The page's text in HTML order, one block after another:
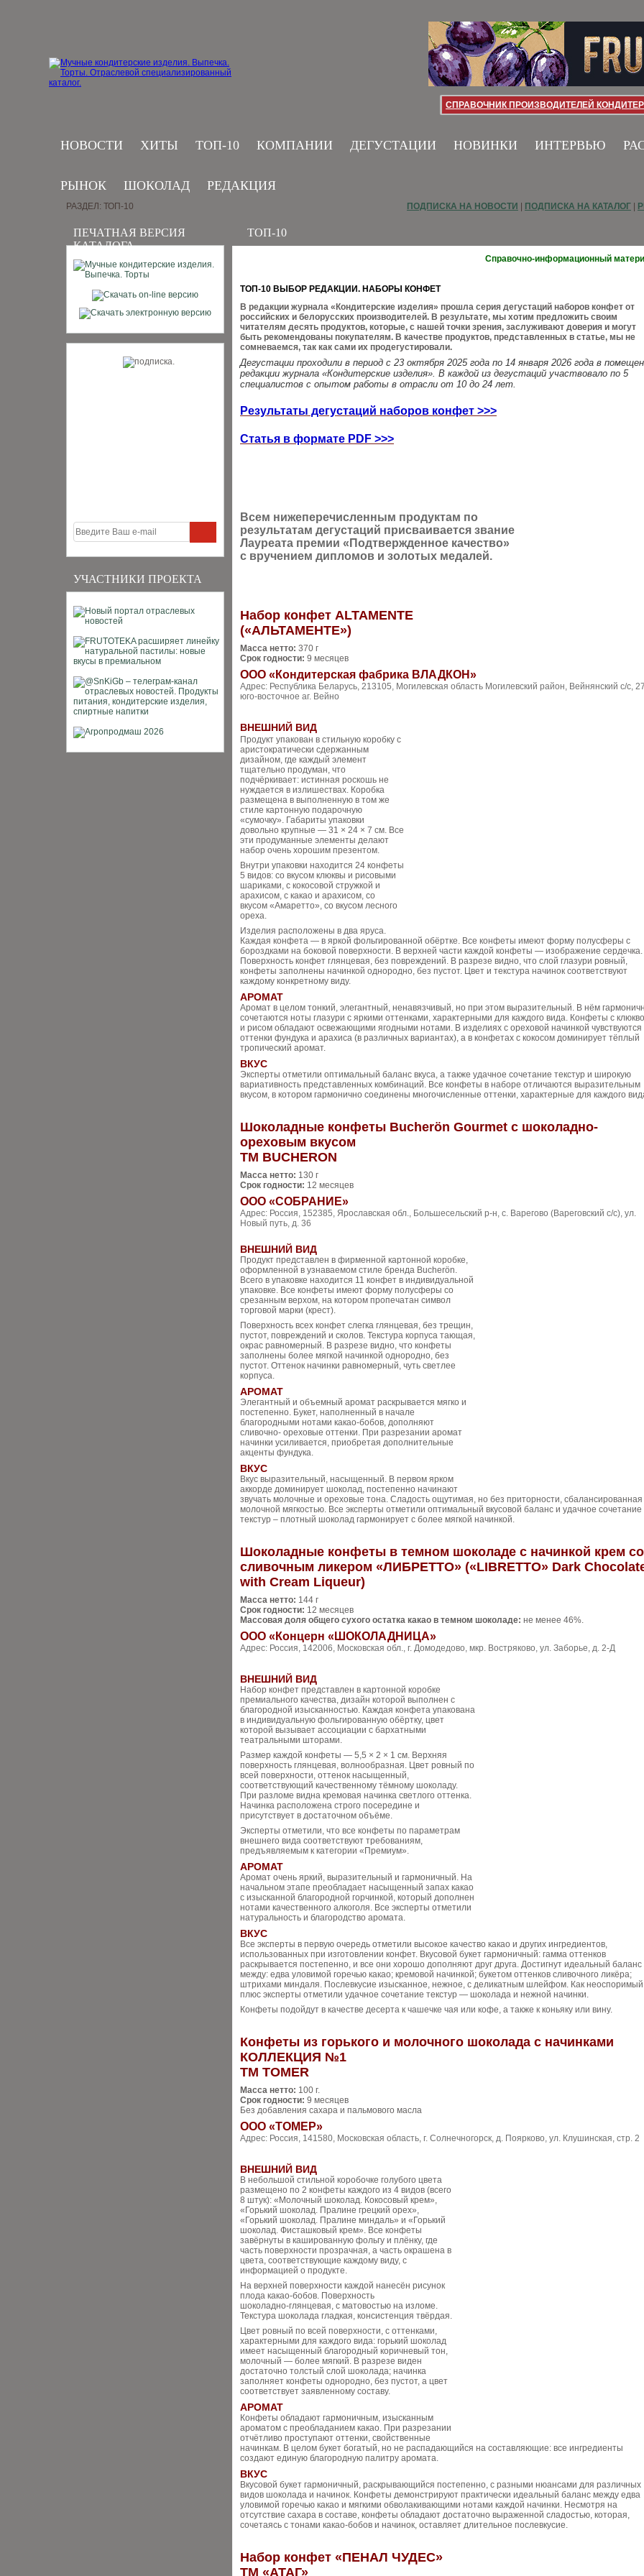
СПРАВОЧНИК ПРОИЗВОДИТЕЛЕЙ
НОВОСТИ ХИТЫ ТОП-10 КОМПАНИИ ДЕГУСТАЦИИ НОВИНКИ ИНТЕРВЬЮ
РЫНОК ШОКОЛАД РЕДАКЦИЯ
ПЕЧАТНАЯ ВЕРСИЯ
КАТАЛОГА
УЧАСТНИКИ ПРОЕКТА
РАЗДЕЛ: ТОП-10 ПОДПИСКА НА НОВОСТИ ПОДПИСКА НА КАТАЛОГ
ТОП-10
Справочно-информационный
ТОП-10 ВЫБОР РЕДАКЦИИ. НАБОРЫ КОНФЕТ
В редакции журнала «Кондитерские изделия» прошла серия дегустаций наборов конфет от
российских и белорусских производителей. В результате, мы хотим предложить своим
читателям десять продуктов, которые, с нашей точки зрения, заслуживают доверия и могут
быть рекомендованы покупателям. В качестве продуктов, представленных в статье, мы не
сомневаемся, так как сами их продегустировали.
Дегустации проходили в период с 23 октября 2025 года по 14 января 2026 года в
редакции журнала «Кондитерские изделия». В каждой из дегустаций участвовало по 5
специалистов с опытом работы в отрасли от 10 до 24 лет.
Результаты дегустаций наборов конфет >>>
Статья в формате PDF >>>
Всем нижеперечисленным продуктам по
результатам дегустаций присваивается звание
Лауреата премии «Подтвержденное качество»
с вручением дипломов и золотых медалей.
Набор конфет АLTAMENTE
(«АЛЬТАМЕНТЕ»)
Масса нетто: 370 г
Срок годности: 9 месяцев
ООО «Кондитерская фабрика ВЛАДКОН»
Адрес: Республика Беларусь, 213105, Могилевская область Могилевский район, Вейнянский с/с,
юго-восточное аг. Вейно
ВНЕШНИЙ ВИД
Продукт упакован в стильную коробку с
аристократически сдержанным
дизайном, где каждый элемент
тщательно продуман, что
подчёркивает: истинная роскошь не
нуждается в излишествах. Коробка
размещена в выполненную в том же
стиле картонную подарочную
«сумочку». Габариты упаковки
довольно крупные — 31 × 24 × 7 см. Все
эти продуманные элементы делают
набор очень хорошим презентом.
Внутри упаковки находится 24 конфеты
5 видов: со вкусом клюквы и рисовыми
шариками, с кокосовой стружкой и
арахисом, с какао и арахисом, со
вкусом «Амаретто», со вкусом лесного
ореха.
Изделия расположены в два яруса.
Каждая конфета — в яркой фольгированной обёртке. Все конфеты имеют форму полусферы с
бороздками на боковой поверхности. В верхней части каждой конфеты — изображение сердечка.
Поверхность конфет глянцевая, без повреждений. В разрезе видно, что слой глазури ровный,
конфеты заполнены начинкой однородно, без пустот. Цвет и текстура начинок соответствуют
каждому конкретному виду.
АРОМАТ
Аромат в целом тонкий, элегантный, ненавязчивый, но при этом выразительный. В нём
сочетаются ноты глазури с яркими оттенками, характерными для каждого вида. Конфеты с
и рисом обладают освежающими ягодными нотами. В изделиях с ореховой начинкой чувствуются
оттенки фундука и арахиса (в различных вариантах), а в конфетах с кокосом доминирует тёплый
тропический аромат.
ВКУС
Эксперты отметили оптимальный баланс вкуса, а также удачное сочетание текстур и широкую
вариативность представленных комбинаций. Все конфеты в наборе отличаются выразительным
вкусом, в котором гармонично соединены многочисленные оттенки, характерные для каждого
Шоколадные конфеты Bucherön Gourmet с шоколадно-
ореховым вкусом
ТМ BUCHERON
Масса нетто: 130 г
Срок годности: 12 месяцев
ООО «СОБРАНИЕ»
Адрес: Россия, 152385, Ярославская обл., Большесельский р-н, с. Варегово (Вареговский с/с), ул.
Новый путь, д. 36
ВНЕШНИЙ ВИД
Продукт представлен в фирменной картонной коробке,
оформленной в узнаваемом стиле бренда Bucherön.
Всего в упаковке находится 11 конфет в индивидуальной
упаковке. Все конфеты имеют форму полусферы со
срезанным верхом, на котором пропечатан символ
торговой марки (крест).
Поверхность всех конфет слегка глянцевая, без трещин,
пустот, повреждений и сколов. Текстура корпуса тающая,
окрас равномерный. В разрезе видно, что конфеты
заполнены более мягкой начинкой однородно, без
пустот. Оттенок начинки равномерный, чуть светлее
корпуса.
АРОМАТ
Элегантный и объемный аромат раскрывается мягко и
постепенно. Букет, наполненный в начале
благородными нотами какао-бобов, дополняют
сливочно- ореховые оттенки. При разрезании аромат
начинки усиливается, приобретая дополнительные
акценты фундука.
ВКУС
Вкус выразительный, насыщенный. В первом ярком
аккорде доминирует шоколад, постепенно начинают
звучать молочные и ореховые тона. Сладость ощутимая, но без приторности, сбалансированная
молочной мягкостью. Все эксперты отметили оптимальный вкусовой баланс и удачное сочетание
текстур – плотный шоколад гармонирует с более мягкой начинкой.
Шоколадные конфеты в темном шоколаде с начинкой крем со
сливочным ликером «ЛИБРЕТТО» («LIBRETTO» Dark
with Cream Liqueur)
Масса нетто: 144 г
Срок годности: 12 месяцев
Массовая доля общего сухого остатка какао в темном шоколаде: не менее 46%.
ООО «Концерн «ШОКОЛАДНИЦА»
Адрес: Россия, 142006, Московская обл., г. Домодедово, мкр. Востряково, ул. Заборье, д. 2-Д
ВНЕШНИЙ ВИД
Набор конфет представлен в картонной коробке
премиального качества, дизайн которой выполнен с
благородной изысканностью. Каждая конфета упакована
в индивидуальную фольгированную обёртку, цвет
которой вызывает ассоциации с бархатными
театральными шторами.
Размер каждой конфеты — 5,5 × 2 × 1 см. Верхняя
поверхность глянцевая, волнообразная. Цвет ровный по
всей поверхности, оттенок насыщенный,
соответствующий качественному тёмному шоколаду.
При разломе видна кремовая начинка светлого оттенка.
Начинка расположена строго посередине и
присутствует в достаточном объёме.
Эксперты отметили, что все конфеты по параметрам
внешнего вида соответствуют требованиям,
предъявляемым к категории «Премиум».
АРОМАТ
Аромат очень яркий, выразительный и гармоничный. На
начальном этапе преобладает насыщенный запах какао
с изысканной благородной горчинкой, который дополнен
нотами качественного алкоголя. Все эксперты отметили
натуральность и благородство аромата.
ВКУС
Все эксперты в первую очередь отметили высокое качество какао и других ингредиентов,
использованных при изготовлении конфет. Вкусовой букет гармоничный: гамма оттенков
раскрывается постепенно, и все они хорошо дополняют друг друга. Достигнут идеальный баланс
между: едва уловимой горечью какао; кремовой начинкой; букетом оттенков сливочного ликёра;
штрихами миндаля. Послевкусие изысканное, нежное, с деликатным шлейфом. Как неоспоримый
плюс эксперты отметили удачное сочетание текстур — шоколада и нежной начинки.
Конфеты подойдут в качестве десерта к чашечке чая или кофе, а также к коньяку или вину.
Конфеты из горького и молочного шоколада с начинками
КОЛЛЕКЦИЯ №1
ТМ TOMER
Масса нетто: 100 г.
Срок годности: 9 месяцев
Без добавления сахара и пальмового масла
ООО «ТОМЕР»
Адрес: Россия, 141580, Московская область, г. Солнечногорск, д. Поярково, ул. Клушинская, стр. 2
ВНЕШНИЙ ВИД
В небольшой стильной коробочке голубого цвета
размещено по 2 конфеты каждого из 4 видов (всего
8 штук): «Молочный шоколад. Кокосовый крем»,
«Горький шоколад. Пралине грецкий орех»,
«Горький шоколад. Пралине миндаль» и «Горький
шоколад. Фисташковый крем». Все конфеты
завёрнуты в кашированную фольгу и плёнку, где
часть поверхности прозрачная, а часть окрашена в
цвета, соответствующие каждому виду, с
информацией о продукте.
На верхней поверхности каждой нанесён рисунок
плода какао‑бобов. Поверхность
шоколадно‑глянцевая, с матовостью на изломе.
Текстура шоколада гладкая, консистенция твёрдая.
Цвет ровный по всей поверхности, с оттенками,
характерными для каждого вида: горький шоколад
имеет насыщенный благородный коричневый тон,
молочный — более мягкий. В разрезе виден
достаточно толстый слой шоколада; начинка
заполняет конфеты однородно, без пустот, а цвет
соответствует заявленному составу.
АРОМАТ
Конфеты обладают гармоничным, изысканным
ароматом с преобладанием какао. При разрезании
отчётливо проступают оттенки, свойственные
начинкам. В целом букет богатый, но не распадающийся на составляющие: все ингредиенты
создают единую благородную палитру аромата.
ВКУС
Вкусовой букет гармоничный, раскрывающийся постепенно, с разными нюансами для различных
видов шоколада и начинок. Конфеты демонстрируют практически идеальный баланс между едва
уловимой горечью какао и мягкими обволакивающими нотами каждой начинки. Несмотря на
отсутствие сахара в составе, конфеты обладают достаточно выраженной сладостью, которая,
сочетаясь с тонами какао‑бобов и начинок, оставляет длительное послевкусие.
Набор конфет «ПЕНАЛ ЧУДЕС»
ТМ «АТАГ»